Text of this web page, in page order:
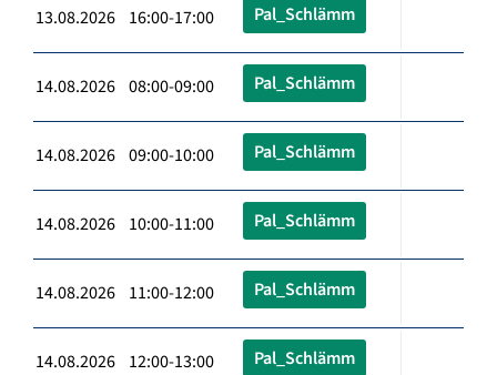
13.08.2026 16:00-17:00 Pal_Schlämm
14.08.2026 08:00-09:00 Pal_Schlämm
14.08.2026 09:00-10:00 Pal_Schlämm
14.08.2026 10:00-11:00 Pal_Schlämm
14.08.2026 11:00-12:00 Pal_Schlämm
14.08.2026 12:00-13:00 Pal_Schlämm